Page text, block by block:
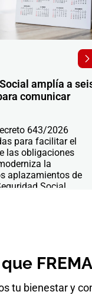
amplía a
comunicar
643/2026
para facilitar el
las obligaciones
la
aplazamientos de
Social
tu bienestar y